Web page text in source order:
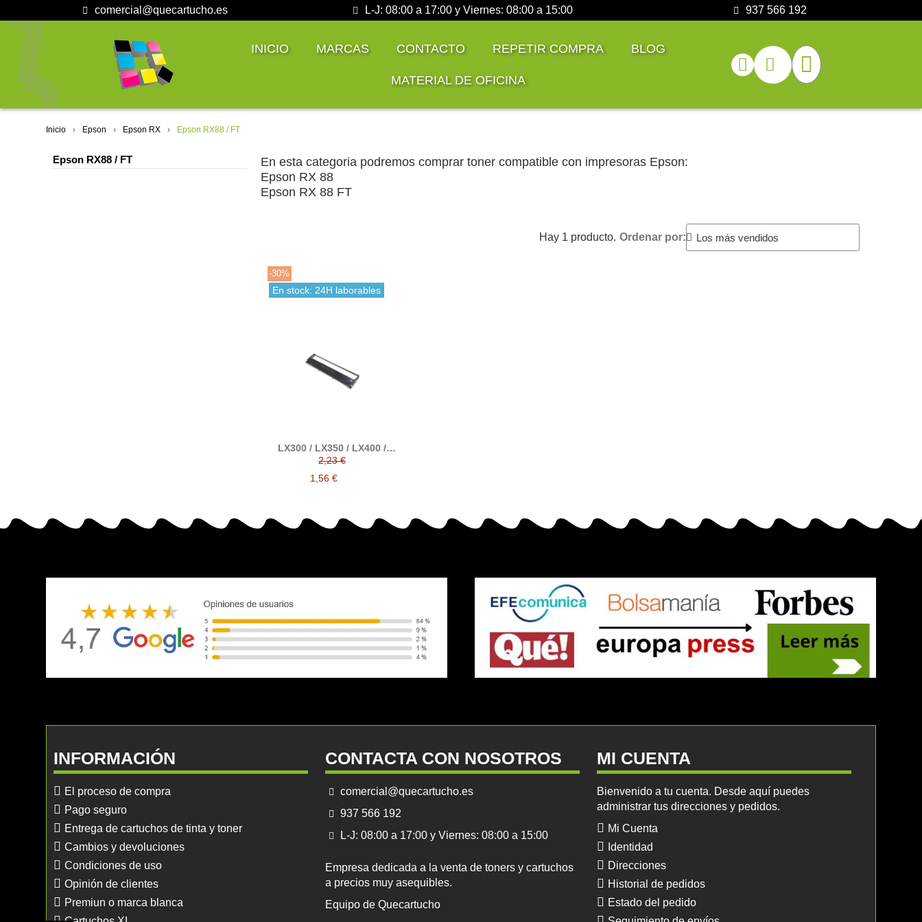
comercial@quecartucho.es L-J: 08:00 a 17:00 y Viernes: 08:00 a 15:00 937 566 192
INICIO MARCAS CONTACTO REPETIR COMPRA BLOG
MATERIAL DE OFICINA
Inicio Epson Epson RX Epson RX88 / FT
Epson RX88 / FT
En esta categoria podremos comprar toner compatible con impresoras Epson:
Epson RX 88
Epson RX 88 FT
Hay 1 producto. Ordenar por:
-30%
En stock: 24H laborables
LX300 / LX350 / LX400 /
FX80 / LX80 / LX800 /
LQ350 cinta matricial nylon
negro compatible a Epson
C13S015637
2,23 €
1,56 €
INFORMACIÓN
El proceso de compra
Pago seguro
Entrega de cartuchos de tinta y toner
Cambios y devoluciones
Condiciones de uso
Opinión de clientes
Premiun o marca blanca
CONTACTA CON NOSOTROS
comercial@quecartucho.es
937 566 192
L-J: 08:00 a 17:00 y Viernes: 08:00 a 15:00
Empresa dedicada a la venta de toners y cartuchos
a precios muy asequibles.
Equipo de Quecartucho
MI CUENTA
Bienvenido a tu cuenta. Desde aquí puedes
administrar tus direcciones y pedidos.
Mi Cuenta
Identidad
Direcciones
Historial de pedidos
Estado del pedido